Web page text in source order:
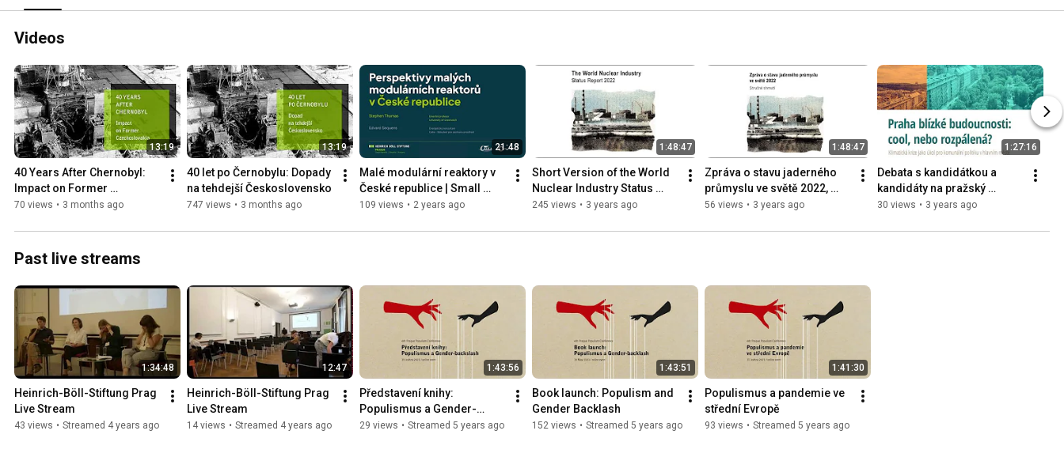
Videos
13:19
40 Years After Chernobyl:
Impact on Former
Czechoslovakia
70 views • 3 months ago
13:19
40 let po Černobylu: Dopady
na tehdejší Československo
747 views • 3 months ago
21:48
Malé modulární reaktory v
České republice | Small
modular reactors and The
109 views • 2 years ago
1:48:47
Short Version of the World
Nuclear Industry Status
Report 2022, Mycle
245 views • 3 years ago
1:48:47
Zpráva o stavu jaderného
průmyslu ve světě 2022,
Mycle Schneider - CZ
56 views • 3 years ago
1:27:16
Debata s kandidátkou a
kandidáty na pražský
primátorský post 2022
30 views • 3 years ago
Past live streams
1:34:48
Heinrich-Böll-Stiftung Prag
Live Stream
43 views • Streamed 4 years ago
12:47
Heinrich-Böll-Stiftung Prag
Live Stream
14 views • Streamed 4 years ago
1:43:56
Představení knihy:
Populismus a Gender-
backlash
29 views • Streamed 5 years ago
1:43:51
Book launch: Populism and
Gender Backlash
152 views • Streamed 5 years ago
1:41:30
Populismus a pandemie ve
střední Evropě
93 views • Streamed 5 years ago